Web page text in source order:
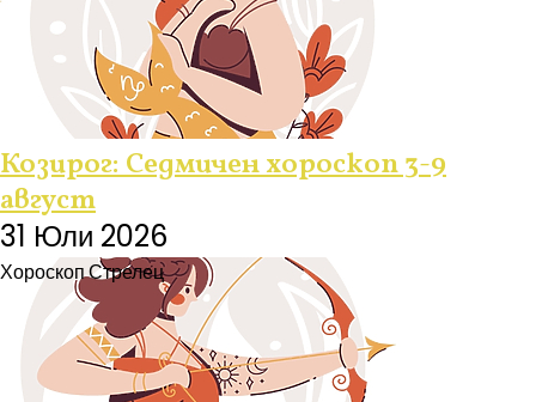
Козирог: Седмичен хороскоп 3-9
август
31 Юли 2026
ХороскопСтрелец